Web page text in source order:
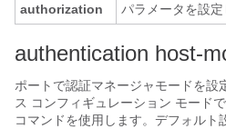
authorization
パラメータを設定
authentication host-
ポートで認証マネージャモードを設
ス コンフィギュレーション モードで
コマンドを使用します。デフォルト